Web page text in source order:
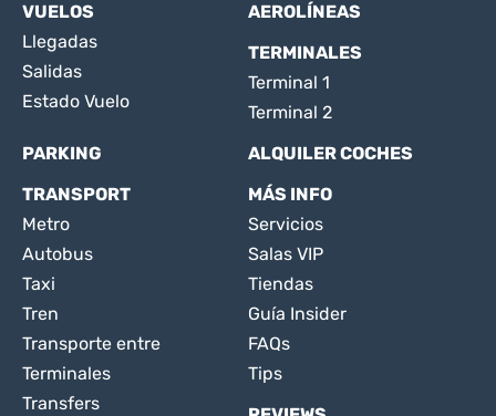
VUELOS
Llegadas
Salidas
Estado Vuelo
AEROLÍNEAS
TERMINALES
Terminal 1
Terminal 2
PARKING
ALQUILER COCHES
TRANSPORT
Metro
Autobus
Taxi
Tren
Transporte entre
Terminales
Transfers
MÁS INFO
Servicios
Salas VIP
Tiendas
Guía Insider
FAQs
Tips